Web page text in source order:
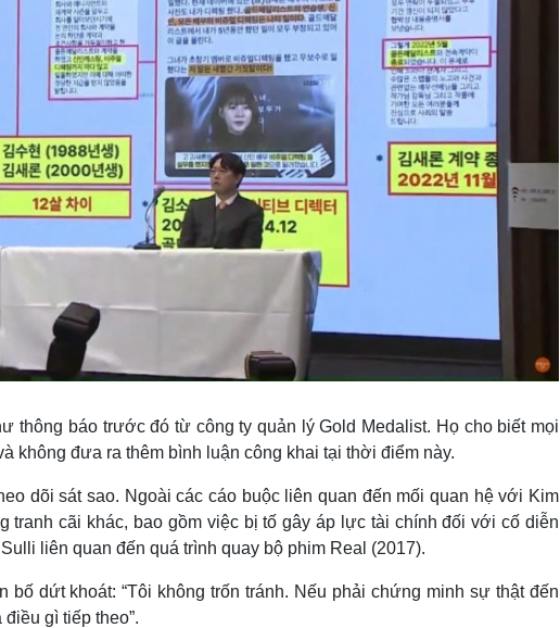
thông báo trước đó từ công ty quản lý Gold Medalist. Họ cho biết mọi
không đưa ra thêm bình luận công khai tại thời điểm này.
dõi sát sao. Ngoài các cáo buộc liên quan đến mối quan hệ với Kim
tranh cãi khác, bao gồm việc bị tố gây áp lực tài chính đối với cố diễn
liên quan đến quá trình quay bộ phim Real (2017).
dứt khoát: “Tôi không trốn tránh. Nếu phải chứng minh sự thật đến
gì tiếp theo”.